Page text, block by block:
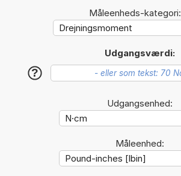
Måleenheds-kategori:
Udgangsværdi:
?
Udgangsenhed:
Måleenhed: